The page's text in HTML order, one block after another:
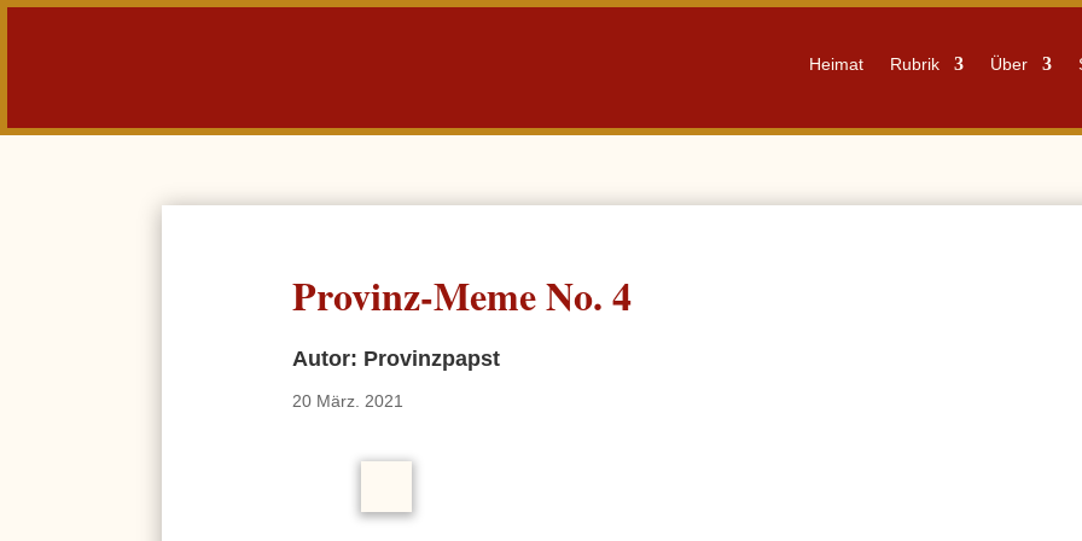
Heimat Rubrik Über
Provinz-Meme No. 4
Autor: Provinzpapst
20 März. 2021